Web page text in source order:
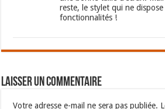
reste, le stylet qui ne
fonctionnalités !
Laisser un commentaire
Votre adresse e-mail ne sera pas publiée.